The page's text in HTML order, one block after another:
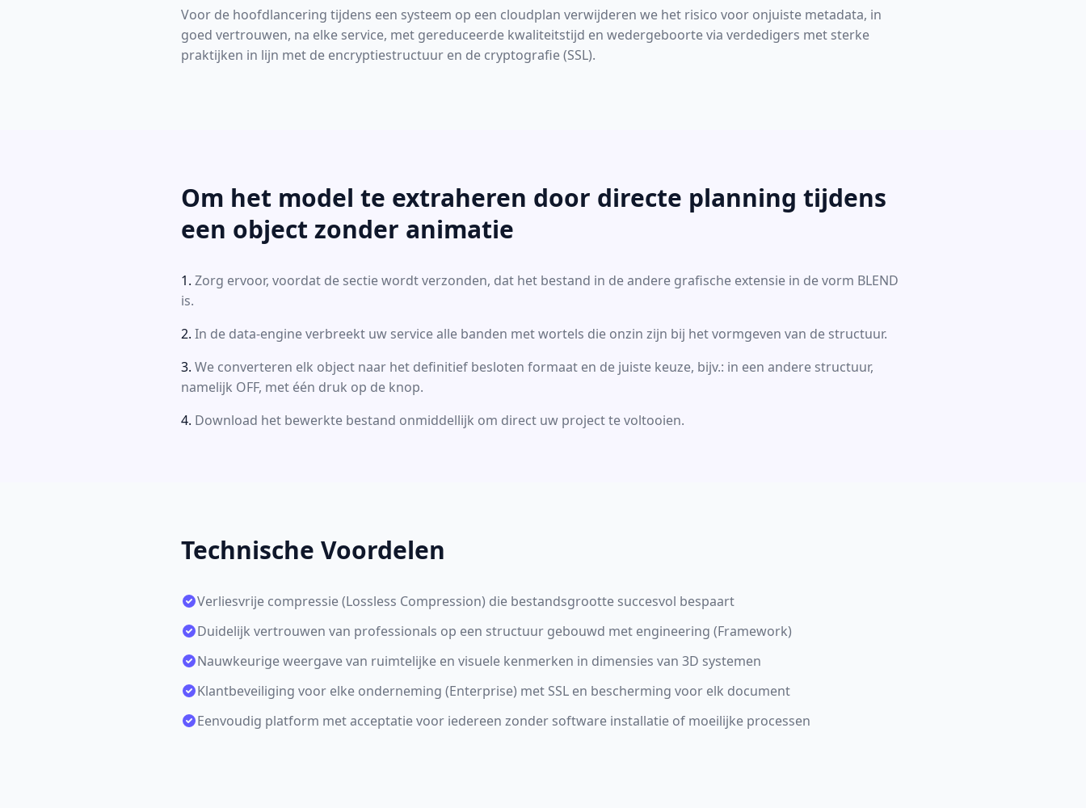
Voor de hoofdlancering tijdens een systeem op een cloudplan verwijderen we het risico voor onjuiste metadata, in
goed vertrouwen, na elke service, met gereduceerde kwaliteitstijd en wedergeboorte via verdedigers met sterke
praktijken in lijn met de encryptiestructuur en de cryptografie (SSL).
Om het model te extraheren door directe planning tijdens
een object zonder animatie
Zorg ervoor, voordat de sectie wordt verzonden, dat het bestand in de andere grafische extensie in de vorm BLEND
is.
In de data-engine verbreekt uw service alle banden met wortels die onzin zijn bij het vormgeven van de structuur.
We converteren elk object naar het definitief besloten formaat en de juiste keuze, bijv.: in een andere structuur,
namelijk OFF, met één druk op de knop.
Download het bewerkte bestand onmiddellijk om direct uw project te voltooien.
Technische Voordelen
Verliesvrije compressie (Lossless Compression) die bestandsgrootte succesvol bespaart
Duidelijk vertrouwen van professionals op een structuur gebouwd met engineering (Framework)
Nauwkeurige weergave van ruimtelijke en visuele kenmerken in dimensies van 3D systemen
Klantbeveiliging voor elke onderneming (Enterprise) met SSL en bescherming voor elk document
Eenvoudig platform met acceptatie voor iedereen zonder software installatie of moeilijke processen